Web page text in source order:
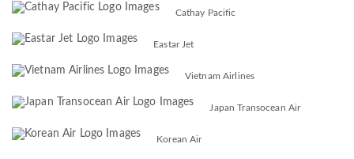
Cathay Pacific
Eastar Jet
Vietnam Airlines
Japan Transocean Air
Korean Air